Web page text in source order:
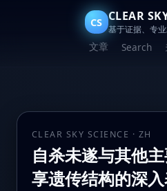
CS CLEAR
基于证据、专
文章 Search
CLEAR SKY SCIENCE · ZH
自杀未遂与其他
享遗传结构的深